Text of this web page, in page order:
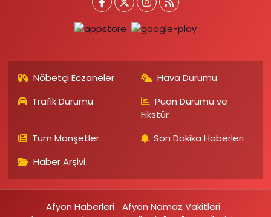
Nöbetçi Eczaneler
Hava Durumu
Trafik Durumu
Puan Durumu ve
Fikstür
Tüm Manşetler
Son Dakika Haberleri
Haber Arşivi
Afyon Haberleri
Afyon Namaz Vakitleri